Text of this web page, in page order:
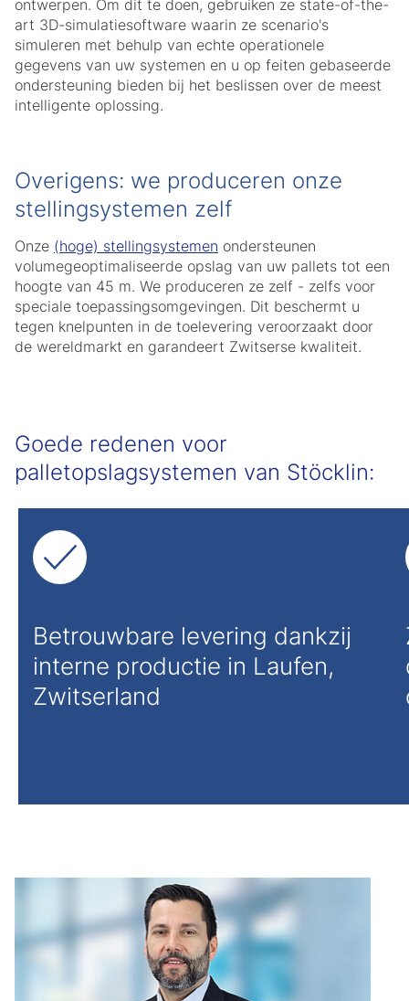
ontwerpen. Om dit te doen, gebruiken ze state-of-the-
art 3D-simulatiesoftware waarin ze scenario's
simuleren met behulp van echte operationele
gegevens van uw systemen en u op feiten gebaseerde
ondersteuning bieden bij het beslissen over de meest
intelligente oplossing.
Overigens: we produceren onze
stellingsystemen zelf
Onze (hoge) stellingsystemen ondersteunen
volumegeoptimaliseerde opslag van uw pallets tot een
hoogte van 45 m. We produceren ze zelf - zelfs voor
speciale toepassingsomgevingen. Dit beschermt u
tegen knelpunten in de toelevering veroorzaakt door
de wereldmarkt en garandeert Zwitserse kwaliteit.
Goede redenen voor
palletopslagsystemen van Stöcklin:
Betrouwbare levering dankzij
interne productie in Laufen,
Zwitserland